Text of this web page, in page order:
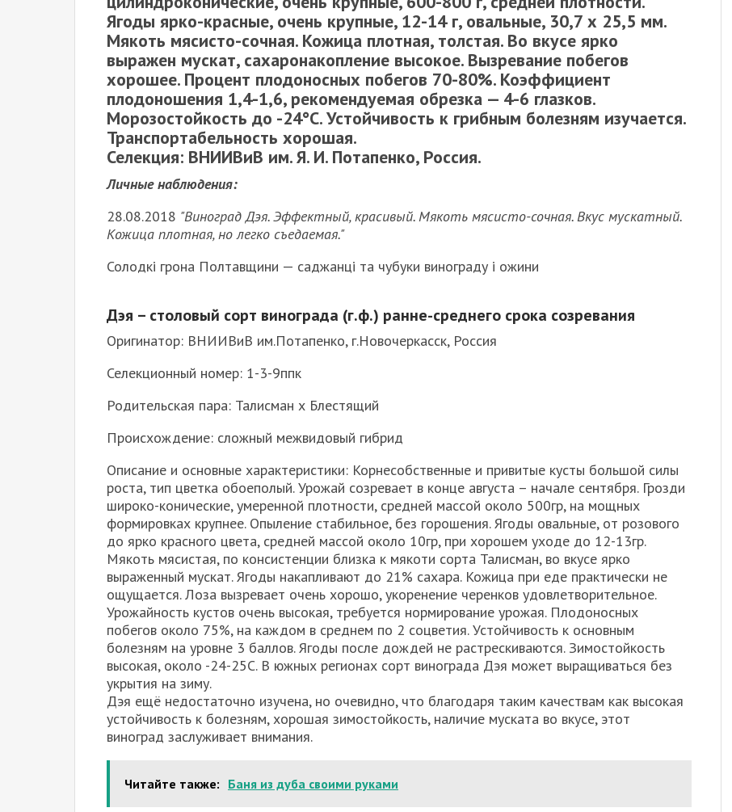
Ягоды ярко-красные, очень крупные, 12-14 г, овальные, 30,7 х 25,5 мм.
Мякоть мясисто-сочная. Кожица плотная, толстая. Во вкусе ярко
выражен мускат, сахаронакопление высокое. Вызревание побегов
хорошее. Процент плодоносных побегов 70-80%. Коэффициент
плодоношения 1,4-1,6, рекомендуемая обрезка — 4-6 глазков.
Морозостойкость до -24°С. Устойчивость к грибным болезням изучается.
Транспортабельность хорошая.
Селекция: ВНИИВиВ им. Я. И. Потапенко, Россия.
Личные наблюдения:
28.08.2018 "Виноград Дэя. Эффектный, красивый. Мякоть мясисто-сочная. Вкус мускатный.
Кожица плотная, но легко съедаемая."
Солодкі грона Полтавщини — саджанці та чубуки винограду і ожини
Дэя – столовый сорт винограда (г.ф.) ранне-среднего срока созревания
Оригинатор: ВНИИВиВ им.Потапенко, г.Новочеркасск, Россия
Селекционный номер: 1-3-9ппк
Родительская пара: Талисман х Блестящий
Происхождение: сложный межвидовый гибрид
Описание и основные характеристики: Корнесобственные и привитые кусты большой силы
роста, тип цветка обоеполый. Урожай созревает в конце августа – начале сентября. Грозди
широко-конические, умеренной плотности, средней массой около 500гр, на мощных
формировках крупнее. Опыление стабильное, без горошения. Ягоды овальные, от розового
до ярко красного цвета, средней массой около 10гр, при хорошем уходе до 12-13гр.
Мякоть мясистая, по консистенции близка к мякоти сорта Талисман, во вкусе ярко
выраженный мускат. Ягоды накапливают до 21% сахара. Кожица при еде практически не
ощущается. Лоза вызревает очень хорошо, укоренение черенков удовлетворительное.
Урожайность кустов очень высокая, требуется нормирование урожая. Плодоносных
побегов около 75%, на каждом в среднем по 2 соцветия. Устойчивость к основным
болезням на уровне 3 баллов. Ягоды после дождей не растрескиваются. Зимостойкость
высокая, около -24-25С. В южных регионах сорт винограда Дэя может выращиваться без
укрытия на зиму.
Дэя ещё недостаточно изучена, но очевидно, что благодаря таким качествам как высокая
устойчивость к болезням, хорошая зимостойкость, наличие муската во вкусе, этот
виноград заслуживает внимания.
Читайте также: Баня из дуба своими руками